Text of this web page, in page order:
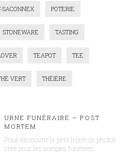
SACONNEX POTERIE
STONEWARE TASTING
TEAPOT TEE
VERT THÉIÈRE
URNE FUNÉRAIRE – POST
MORTEM
Pour découvrir le petit livret de photos
créé pour les pompes funèbres,